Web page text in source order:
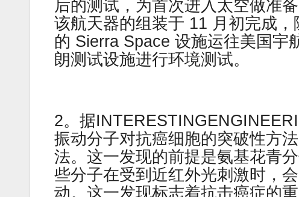
后的测试，为首次进入太空做准
该航天器的组装于 11 月初完成
的 Sierra Space 设施运往美国宇
朗测试设施进行环境测试。
2。据
振动分子对抗癌细胞的突破性方
法。这一发现的前提是氨基花青
些分子在受到近红外光刺激时，
动。这一发现标志着抗击癌症的重